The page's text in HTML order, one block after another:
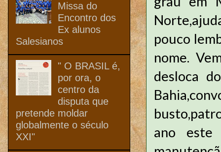
pouco
nome.
desloca
ano este
Missa do
Encontro dos
Ex alunos
Salesianos
" O BRASIL é,
por ora, o
centro da
disputa que
pretende moldar
globalmente o século
XXI"